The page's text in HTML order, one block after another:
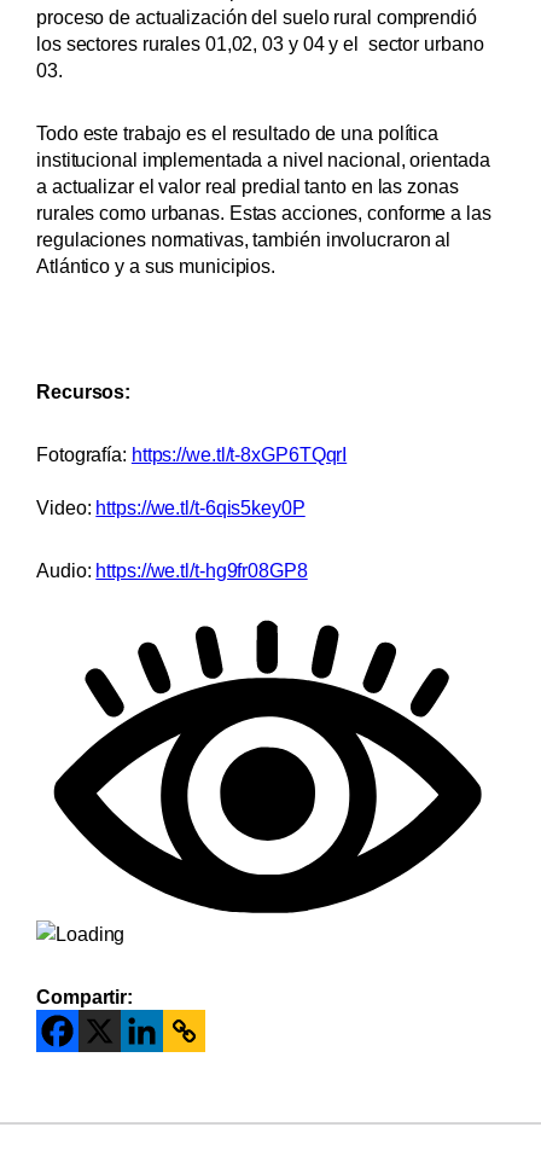
proceso de actualización del suelo rural comprendió
los sectores rurales 01,02, 03 y 04 y el sector urbano
03.
Todo este trabajo es el resultado de una política
institucional implementada a nivel nacional, orientada
a actualizar el valor real predial tanto en las zonas
rurales como urbanas. Estas acciones, conforme a las
regulaciones normativas, también involucraron al
Atlántico y a sus municipios.
Recursos:
Fotografía: https://we.tl/t-8xGP6TQqrI
Video: https://we.tl/t-6qis5key0P
Audio: https://we.tl/t-hg9fr08GP8
Compartir: